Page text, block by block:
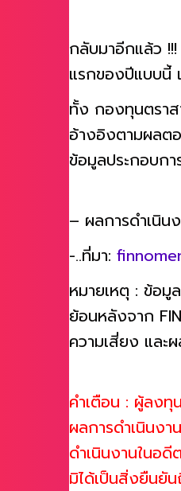
กลับมาอีกแล้ว
แรกของปีแบบนี้
ทั้ง กองทุนตรา
อ้างอิงตามผลต
ข้อมูลประกอบก
– ผลการดำเนิน
-..ที่มา:
หมายเหตุ : ข้อมู
ย้อนหลังจาก
ความเสี่ยง แล
คำเตือน : ผู้ลงทุ
ผลการดำเนินง
ดำเนินงานในอ
มิได้เป็นสิ่งยืนยั